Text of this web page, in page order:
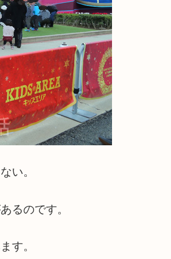
い。
るのです。
す。